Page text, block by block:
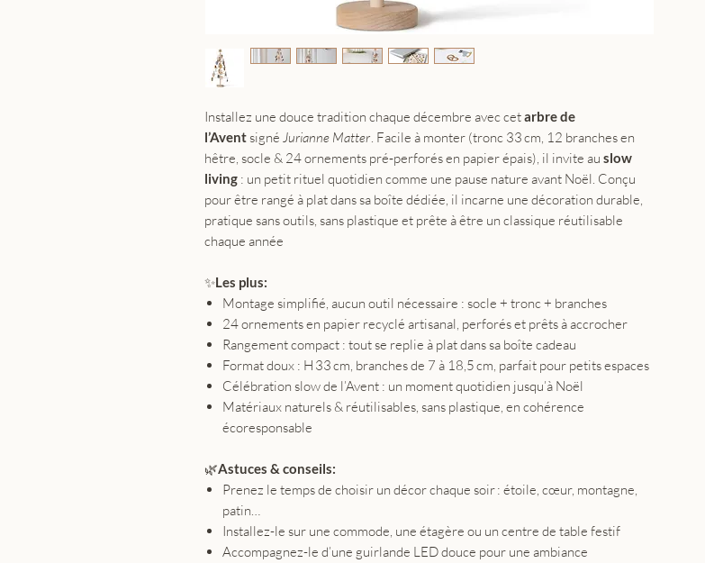
Installez une douce tradition chaque décembre avec cetarbre de
l’Avent signé Jurianne Matter. Facile à monter (tronc 33 cm, 12 branches en
hêtre, socle & 24 ornements pré‑perforés en papier épais), il invite au slow
living : un petit rituel quotidien comme une pause nature avant Noël. Conçu
pour être rangé à plat dans sa boîte dédiée, il incarne une décoration durable,
pratique sans outils, sans plastique et prête à être un classique réutilisable
chaque année
✨Les plus:
Montage simplifié, aucun outil nécessaire : socle + tronc + branches
24 ornements en papier recyclé artisanal, perforés et prêts à accrocher
Rangement compact : tout se replie à plat dans sa boîte cadeau
Format doux : H 33 cm, branches de 7 à 18,5 cm, parfait pour petits espaces
Célébration slow de l’Avent : un moment quotidien jusqu’à Noël
Matériaux naturels & réutilisables, sans plastique, en cohérence
écoresponsable
🌿Astuces & conseils:
Prenez le temps de choisir un décor chaque soir : étoile, cœur, montagne,
patin…
Installez-le sur une commode, une étagère ou un centre de table festif
Accompagnez-le d’une guirlande LED douce pour une ambiance